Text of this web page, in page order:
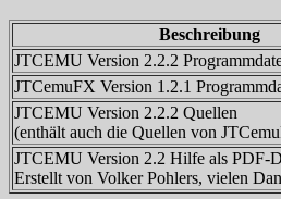
Beschreibung
JTCEMU Version 2.2.2
JTCemuFX Version 1.2.1
JTCEMU Version 2.2.2 Quellen
(enthält auch die Quellen von
JTCEMU Version 2.2 Hilfe als PDF-
Erstellt von Volker Pohlers, vielen